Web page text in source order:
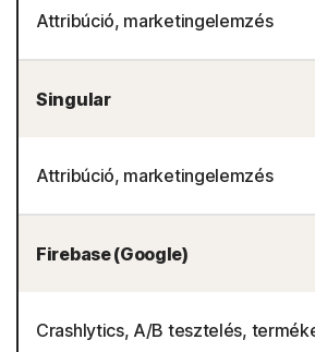
Attribúció, marketingelemzés
Singular
Attribúció, marketingelemzés
Firebase (Google)
Crashlytics, A/B tesztelés,